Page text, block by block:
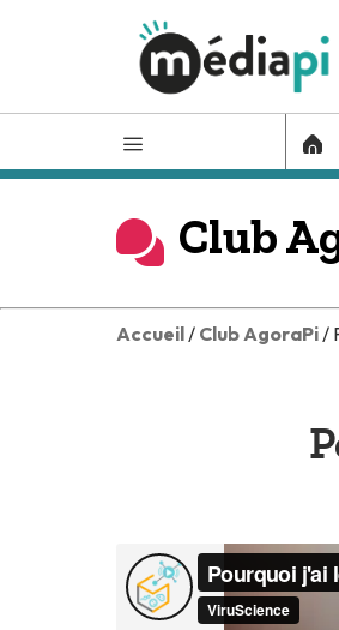
Club
Accueil / Club AgoraPi /